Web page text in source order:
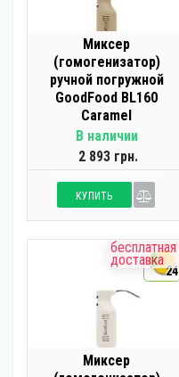
Миксер
(гомогенизатор)
ручной погружной
GoodFood BL160
Caramel
В наличии
2 893 грн.
КУПИТЬ
бесплатная
доставка
24
Миксер